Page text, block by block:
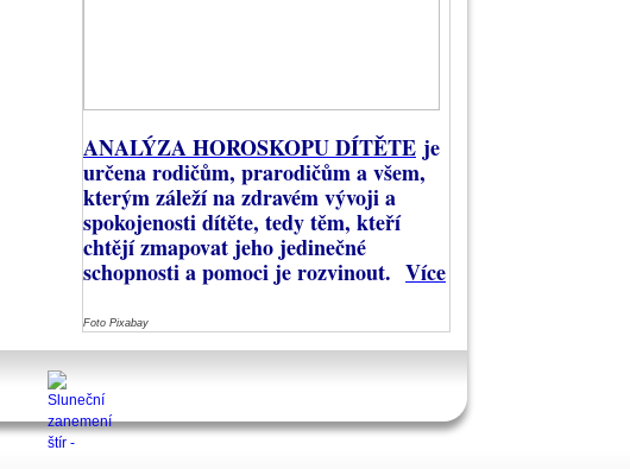
ANALÝZA HOROSKOPU DÍTĚTE je
určena rodičům, prarodičům a všem,
kterým záleží na zdravém vývoji a
spokojenosti dítěte, tedy těm, kteří
chtějí zmapovat jeho jedinečné
schopnosti a pomoci je rozvinout. Více
Foto Pixabay